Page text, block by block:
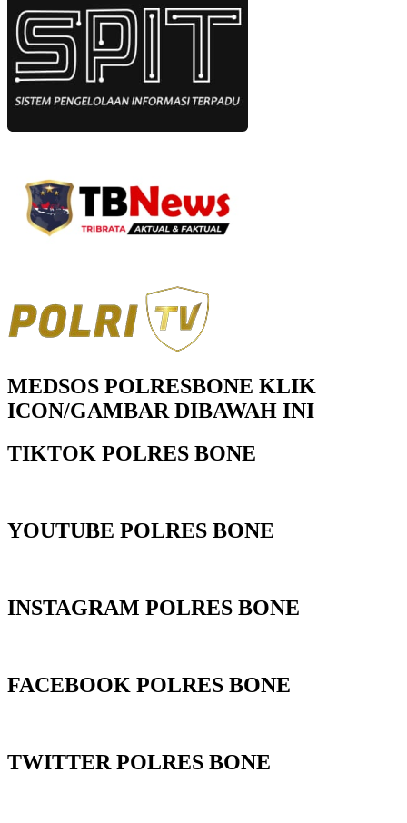
MEDSOS POLRESBONE KLIK
ICON/GAMBAR DIBAWAH INI
TIKTOK POLRES BONE
YOUTUBE POLRES BONE
INSTAGRAM POLRES BONE
FACEBOOK POLRES BONE
TWITTER POLRES BONE